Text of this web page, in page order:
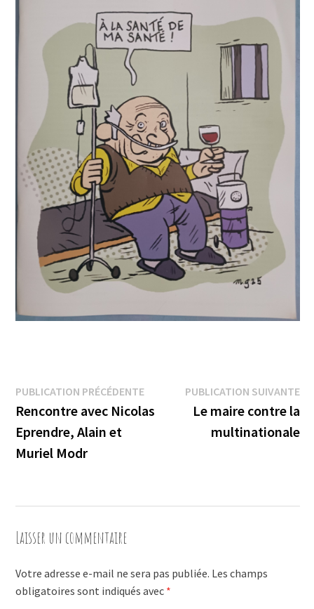
Navigation
de
l’article
PUBLICATION PRÉCÉDENTEPublication
précédente :
Rencontre avec Nicolas
Eprendre, Alain et
Muriel Modr
PUBLICATION SUIVANTE
Le maire contre la
multinationale
Laisser un commentaire
Votre adresse e-mail ne sera pas publiée. Les champs
obligatoires sont indiqués avec *